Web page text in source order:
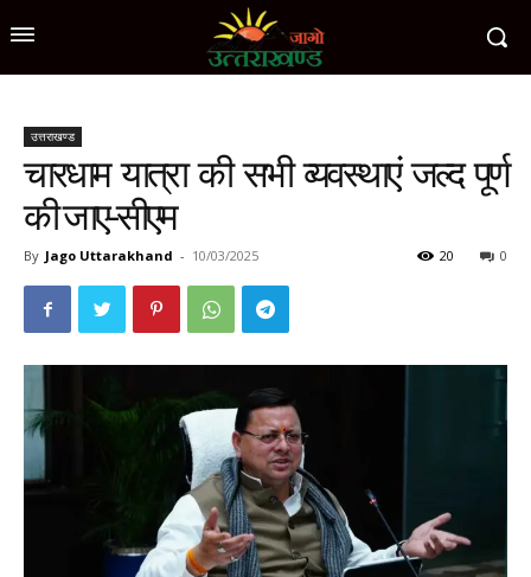
उत्तराखण्ड
चारधाम यात्रा की सभी व्यवस्थाएं जल्द पूर्ण
की जाए-सीएम
By Jago Uttarakhand - 10/03/2025 0
20